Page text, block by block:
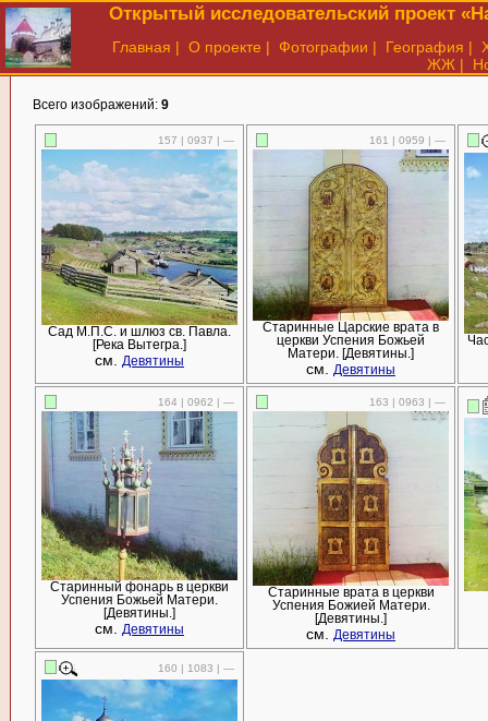
Открытый исследовательский проект
Главная | О проекте | Фотографии | География |
ЖЖ |
Всего изображений: 9
157 | 0937 | —
Сад М.П.С. и шлюз св. Павла.
[Река Вытегра.]
см. Девятины
161 | 0959 | —
Старинные Царские врата в
церкви Успения Божьей
Матери. [Девятины.]
см. Девятины
164 | 0962 | —
Старинный фонарь в церкви
Успения Божьей Матери.
[Девятины.]
см. Девятины
163 | 0963 | —
Старинные врата в церкви
Успения Божией Матери.
[Девятины.]
см. Девятины
160 | 1083 | —